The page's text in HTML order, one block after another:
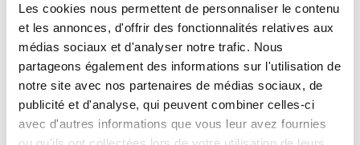
Les cookies nous permettent de personnaliser le contenu
et les annonces, d'offrir des fonctionnalités relatives aux
médias sociaux et d'analyser notre trafic. Nous
partageons également des informations sur l'utilisation de
notre site avec nos partenaires de médias sociaux, de
publicité et d'analyse, qui peuvent combiner celles-ci
avec d'autres informations que vous leur avez fournies
Jurisprudence
Quelles sont les obligations du salarié
envers la CNS ?
Dans tous les cas où un certificat médical d’incapacité de
travail est requis, l’assuré déclare l’incapacité, ainsi que son